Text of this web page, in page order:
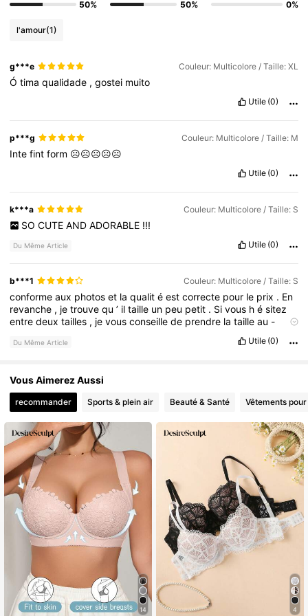
50%
50%
0%
l'amour(1)
g***e Couleur: Multicolore / Taille: XL
Ótimaqualidade ,gostei muito
Utile (0)
p***g Couleur: Multicolore / Taille: M
Intefintform ☹️☹️☹️☹️☹️
Utile (0)
k***a Couleur: Multicolore / Taille: S
SO CUTE AND ADORABLE !!!
Du Même Article Utile (0)
b***1 Couleur: Multicolore / Taille: S
conformeaux photoset laqualitéestcorrecte pour le prix . En
revanche , jetrouvequ’ iltaille un peu petit . Sivous hésitez
entredeuxtailles , jevousconseillede prendre latailleau -
de monachat
Du Même Article Utile (0)
Vous Aimerez Aussi
recommander Sports & plein air Beauté & Santé Vêtements
14 4